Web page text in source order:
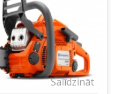
Salīdzināt